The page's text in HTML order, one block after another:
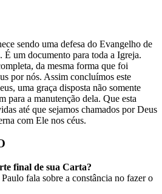
sendo uma defesa do Evangelho de
É um documento para toda a Igreja.
da mesma forma que foi
por nós. Assim concluímos este
uma graça disposta não somente
para a manutenção dela. Que esta
até que sejamos chamados por Deus
com Ele nos céus.
final de sua Carta?
fala sobre a constância no fazer o